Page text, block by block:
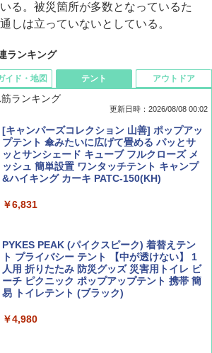
る。被災箇所が多数となっているた
しは立っていないとしている。
ランキング
BE-PAL(ビ-パル) 2026年 9 月号【特別付録:
SOTO ミニマル"旅"財布 ランダム2種】
￥1,500
￥713
イド・地図
D40 地球の歩き方 チェンマイ タイ北部の魅
力的な町 2026～2027 地球の歩き方D アジア
￥2,079
￥2,695
テント
ランキング
更新日時：2026/08/08 00:02
[キャンパーズコレクション 山善] ポップアッ
プテント 傘みたいに広げて畳める パッとサ
ッとサンシェード キューブ フルクローズ メ
ッシュ 簡単設置 ワンタッチテント キャンプ
&ハイキング カーキ PATC-150(KH)
￥6,831
PYKES PEAK (パイクスピーク) 着替えテン
ト プライバシー テント 【中が透けない】 1
人用 折りたたみ 防災グッズ 災害用トイレ ビ
ーチ ピクニック ポップアップテント 携帯 簡
易 トイレテント (ブラック)
￥4,980
アウトドア